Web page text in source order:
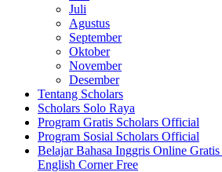
Juli
Agustus
September
Oktober
November
Desember
Tentang Scholars
Scholars Solo Raya
Program Gratis Scholars Official
Program Sosial Scholars Official
Belajar Bahasa Inggris Online
English Corner Free